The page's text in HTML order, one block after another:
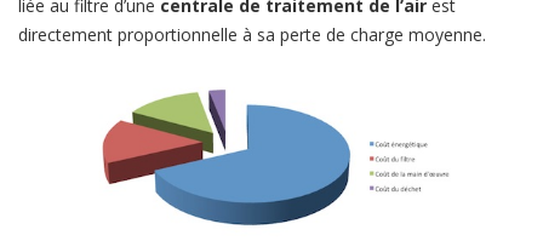
liée au filtre d’une centrale de traitement de l’air est
directement proportionnelle à sa perte de charge moyenne.